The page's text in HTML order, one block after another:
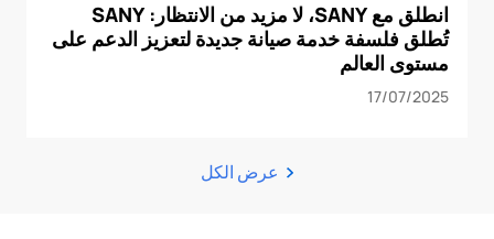
انطلق مع SANY، لا مزيد من الانتظار: SANY
تُطلق فلسفة خدمة صيانة جديدة لتعزيز الدعم على
مستوى العالم
17/07/2025